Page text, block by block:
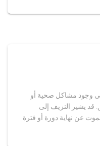
وجود مشاكل صحية أو
يشير النزيف إلى
عن نهاية دورة أو فترة